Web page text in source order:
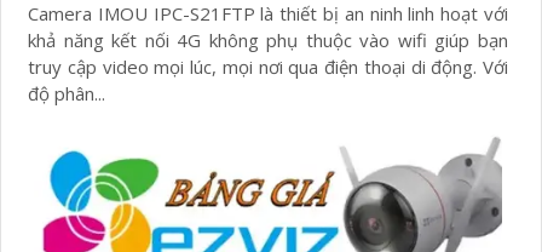
Camera IMOU IPC-S21FTP là thiết bị an ninh linh hoạt với
khả năng kết nối 4G không phụ thuộc vào wifi giúp bạn
truy cập video mọi lúc, mọi nơi qua điện thoại di động. Với
độ phân...